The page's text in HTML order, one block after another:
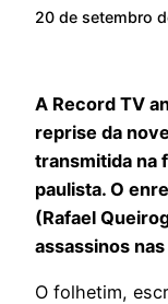
20 de setembro
A Record TV
reprise da
transmitida na
paulista. O
(Rafael
assassinos
O folhetim,